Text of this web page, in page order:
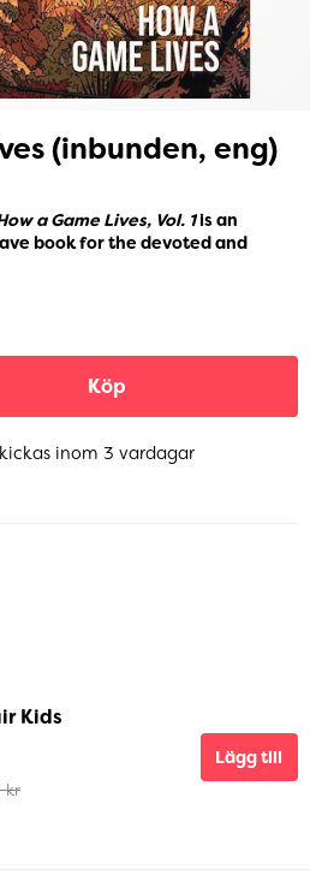
(inbunden, eng)
a Game Lives, Vol. 1is an
book for the devoted and
Köp
inom 3 vardagar
Kids
kr
Lägg till